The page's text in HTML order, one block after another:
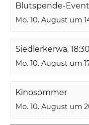
Blutspende-Event
Mo. 10. August um
Siedlerkerwa,
Mo. 10. August um
Kinosommer
Mo. 10. August um